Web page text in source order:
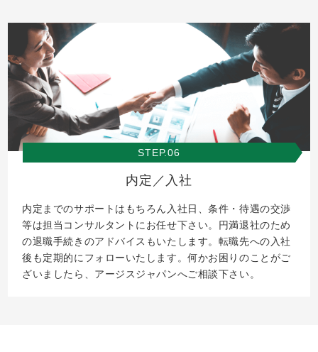
STEP.06
内定／入社
内定までのサポートはもちろん入社日、条件・待遇の交渉
等は担当コンサルタントにお任せ下さい。円満退社のため
の退職手続きのアドバイスもいたします。転職先への入社
後も定期的にフォローいたします。何かお困りのことがご
ざいましたら、アージスジャパンへご相談下さい。